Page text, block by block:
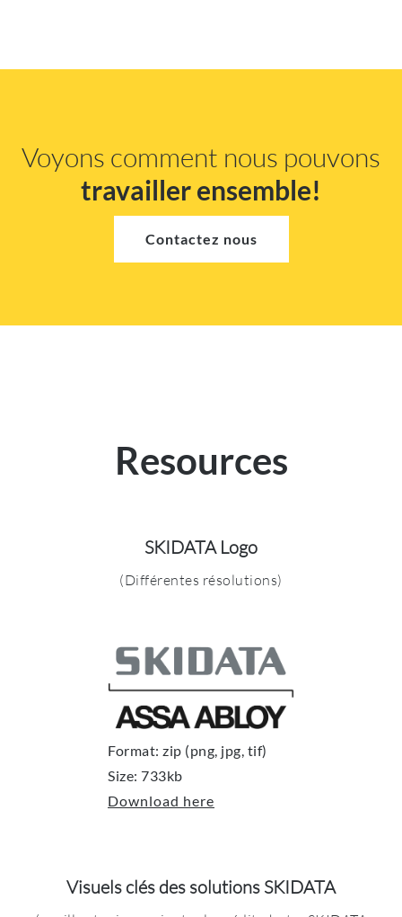
Voyons comment nous pouvons
travailler ensemble!
Contactez nous
Resources
SKIDATA Logo
(Différentes résolutions)
Format: zip (png, jpg, tif)
Size: 733kb
Download here
Visuels clés des solutions SKIDATA